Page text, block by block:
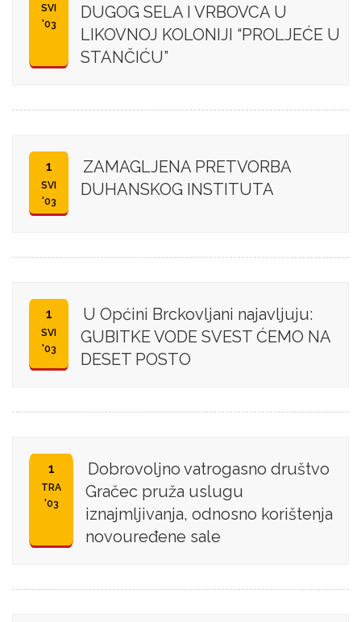
SVI
'03
DUGOG SELA I VRBOVCA U
LIKOVNOJ KOLONIJI “PROLJEĆE U
STANČIĆU”
1
SVI
'03
ZAMAGLJENA PRETVORBA
DUHANSKOG INSTITUTA
1
SVI
'03
U Općini Brckovljani najavljuju:
GUBITKE VODE SVEST ĆEMO NA
DESET POSTO
1
TRA
'03
Dobrovoljno vatrogasno društvo
Gračec pruža uslugu
iznajmljivanja, odnosno korištenja
novouređene sale